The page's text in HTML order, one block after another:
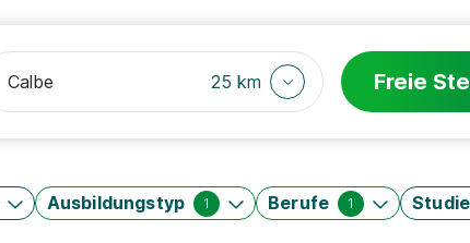
25 km Freie
Ausbildungstyp 1 Berufe 1